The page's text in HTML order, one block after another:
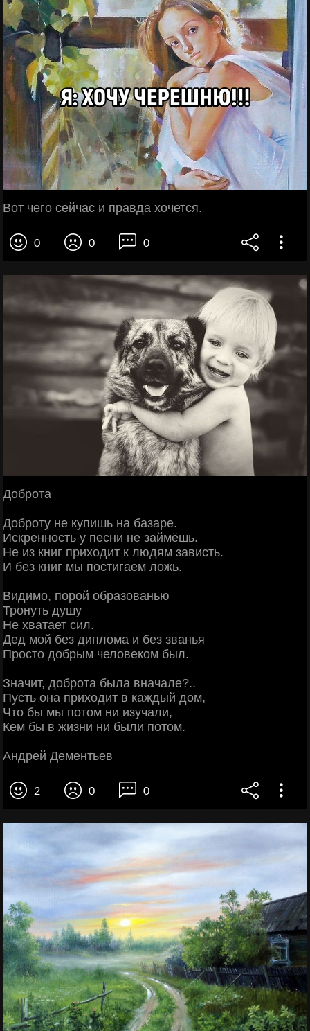
Вот чего сейчас и правда хочется.
0 0 0
Доброта
Доброту не купишь на базаре.
Искренность у песни не займёшь.
Не из книг приходит к людям зависть.
И без книг мы постигаем ложь.
Видимо, порой образованью
Тронуть душу
Не хватает сил.
Дед мой без диплома и без званья
Просто добрым человеком был.
Значит, доброта была вначале?..
Пусть она приходит в каждый дом,
Что бы мы потом ни изучали,
Кем бы в жизни ни были потом.
Андрей Дементьев
2 0 0